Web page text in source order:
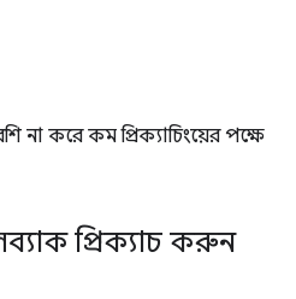
না করে কম প্রিক্যাচিংয়ের পক্ষে
প্রিক্যাচ করুন